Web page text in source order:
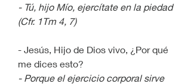
- Tú, hijo Mío, ejercítate en la piedad
(Cfr. 1Tm 4, 7)
- Jesús, Hijo de Dios vivo, ¿Por qué
me dices esto?
- Porque el ejercicio corporal sirve